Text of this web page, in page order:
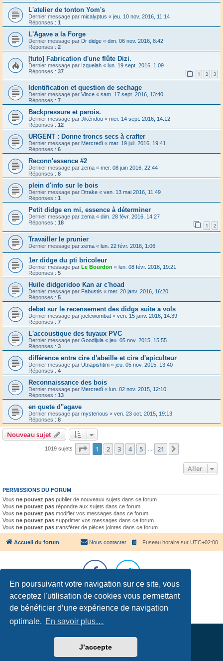
En poursuivant votre navigation sur ce site, vous
acceptez l’utilisation de cookies vous permettant
de bénéficier d’une expérience de navigation
optimale. En savoir plus…
J’accepte
L'atelier de tonton Yom's
Dernier message par micalyptus « jeu. 10 nov. 2016, 11:14
Réponses : 1
L'Agave a la Forge
Dernier message par Dr didge « dim. 06 nov. 2016, 8:42
Réponses : 2
[tuto] Fabrication d'une flûte Dizi.
Dernier message par Izquelah « lun. 19 sept. 2016, 1:09
Réponses : 37 1 2 3
Identification et question de sechage
Dernier message par Vince « sam. 17 sept. 2016, 13:40
Réponses : 7
Backpressure et parois.
Dernier message par Jikéridou « mer. 14 sept. 2016, 14:12
Réponses : 12
URGENT : Donne troncs secs à crafter
Dernier message par Mercredî« mar. 19 juil. 2016, 19:41
Réponses : 6
Reconn'essence #2
Dernier message par zema « mer. 08 juin 2016, 22:44
Réponses : 8
plein d'info sur le bois
Dernier message par Dtrake « ven. 13 mai 2016, 11:49
Réponses : 1
Petit didge en mi, essence à déterminer
Dernier message par zema « dim. 28 févr. 2016, 14:27
Réponses : 18 1 2
Travailler le prunier
Dernier message par zema « lun. 22 févr. 2016, 1:06
1er didge du pti bricoleur
Dernier message par Le Bourdon « lun. 08 févr. 2016, 19:21
Réponses : 5
Huile didgeridoo Kan ar c'hoad
Dernier message par Fabustis « mer. 20 janv. 2016, 16:20
Réponses : 5
debat sur le recensement des didgs suite a vols
Dernier message par joelewombat « ven. 15 janv. 2016, 14:39
Réponses : 7
L'accoustique des tuyaux PVC
Dernier message par Goodijula « jeu. 05 nov. 2015, 15:55
Réponses : 3
différence entre cire d'abeille et cire d'apiculteur
Dernier message par Utnapishtim « jeu. 05 nov. 2015, 13:40
Réponses : 4
Reconnaissance des bois
Dernier message par Mercredî« lun. 02 nov. 2015, 12:10
Réponses : 13
en quete d"agave
Dernier message par mysterious « ven. 23 oct. 2015, 19:13
Réponses : 8
Nouveau sujet
1019 sujets Page 1sur21
1 2 3 4 5 21
Aller
PERMISSIONS DU FORUM
Vous ne pouvez pas publier de nouveaux sujets dans ce forum
Vous ne pouvez pas répondre aux sujets dans ce forum
Vous ne pouvez pas modifier vos messages dans ce forum
Vous ne pouvez pas supprimer vos messages dans ce forum
Vous ne pouvez pas transférer de pièces jointes dans ce forum
Accueil du forum Fuseau horaire sur UTC+02:00
Nous contacter
Développé parphpBB® Forum Software © phpBB Limited
Traduction française officielle©Qiaeru
Confidentialité